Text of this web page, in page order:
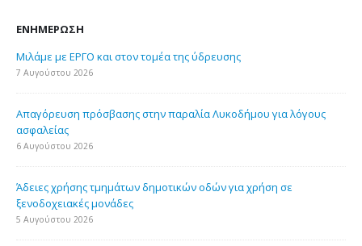
ΕΝΗΜΈΡΩΣΗ
Μιλάμε με ΕΡΓΟ και στον τομέα της ύδρευσης
7 Αυγούστου 2026
Απαγόρευση πρόσβασης στην παραλία Λυκοδήμου για λόγους
ασφαλείας
6 Αυγούστου 2026
Άδειες χρήσης τμημάτων δημοτικών οδών για χρήση σε
ξενοδοχειακές μονάδες
5 Αυγούστου 2026